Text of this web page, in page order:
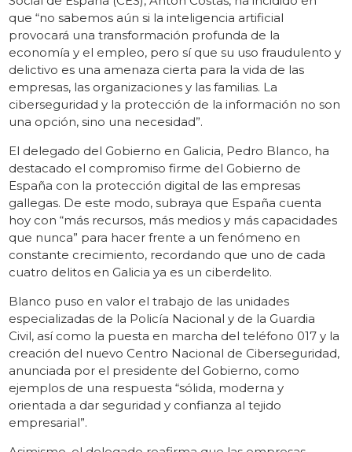
que “no sabemos aún si la inteligencia artificial
provocará una transformación profunda de la
economía y el empleo, pero sí que su uso fraudulento y
delictivo es una amenaza cierta para la vida de las
empresas, las organizaciones y las familias. La
ciberseguridad y la protección de la información no son
una opción, sino una necesidad”.
El delegado del Gobierno en Galicia, Pedro Blanco, ha
destacado el compromiso firme del Gobierno de
España con la protección digital de las empresas
gallegas. De este modo, subraya que España cuenta
hoy con “más recursos, más medios y más capacidades
que nunca” para hacer frente a un fenómeno en
constante crecimiento, recordando que uno de cada
cuatro delitos en Galicia ya es un ciberdelito.
Blanco puso en valor el trabajo de las unidades
especializadas de la Policía Nacional y de la Guardia
Civil, así como la puesta en marcha del teléfono 017 y la
creación del nuevo Centro Nacional de Ciberseguridad,
anunciada por el presidente del Gobierno, como
ejemplos de una respuesta “sólida, moderna y
orientada a dar seguridad y confianza al tejido
empresarial”.